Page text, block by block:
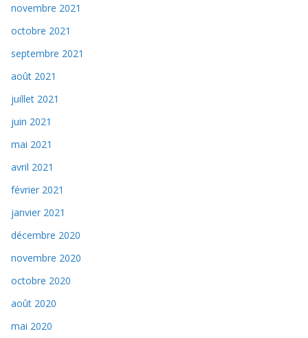
novembre 2021
octobre 2021
septembre 2021
août 2021
juillet 2021
juin 2021
mai 2021
avril 2021
février 2021
janvier 2021
décembre 2020
novembre 2020
octobre 2020
août 2020
mai 2020